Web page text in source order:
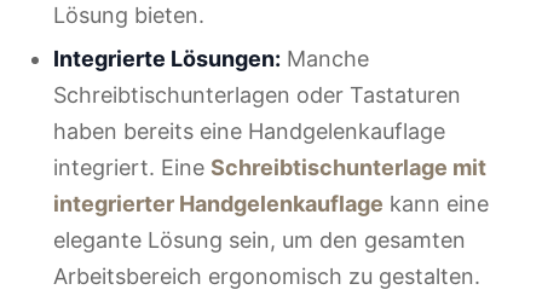
Lösung bieten.
Integrierte Lösungen: Manche
Schreibtischunterlagen oder Tastaturen
haben bereits eine Handgelenkauflage
integriert. Eine Schreibtischunterlage mit
integrierter Handgelenkauflage kann eine
elegante Lösung sein, um den gesamten
Arbeitsbereich ergonomisch zu gestalten.